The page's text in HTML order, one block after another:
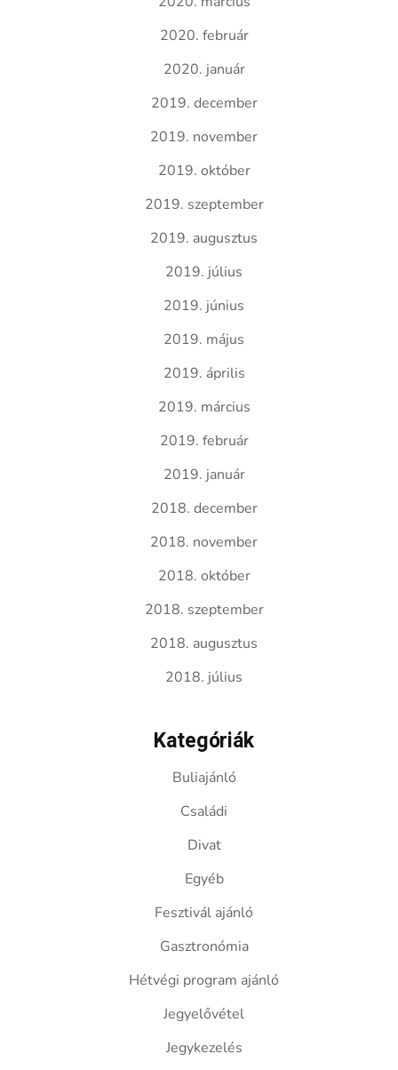
2020. február
2020. január
2019. december
2019. november
2019. október
2019. szeptember
2019. augusztus
2019. július
2019. június
2019. május
2019. április
2019. március
2019. február
2019. január
2018. december
2018. november
2018. október
2018. szeptember
2018. augusztus
2018. július
Kategóriák
Buliajánló
Családi
Divat
Egyéb
Fesztivál ajánló
Gasztronómia
Hétvégi program ajánló
Jegyelővétel
Jegykezelés